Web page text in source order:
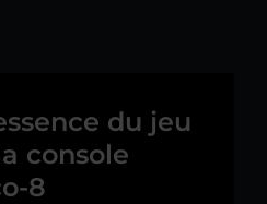
du jeu
console
8